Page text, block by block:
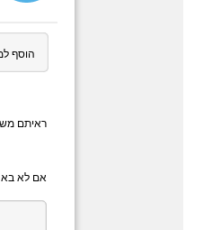
הוסף
ראיתם
אם לא בא